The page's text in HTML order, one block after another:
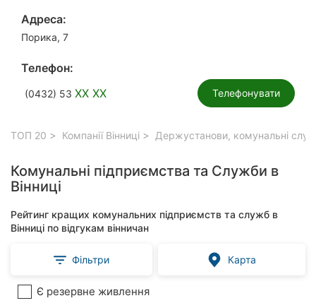
Адреса:
Порика, 7
Телефон:
(0432) 53 XX XX Телефонувати
ТОП 20 Компанії Вінниці Держустанови, комунальні
Комунальні підприємства та Служби в
Вінниці
Рейтинг кращих комунальних підприємств та служб в
Вінниці по відгукам вінничан
Фільтри Карта
Є резервне живлення